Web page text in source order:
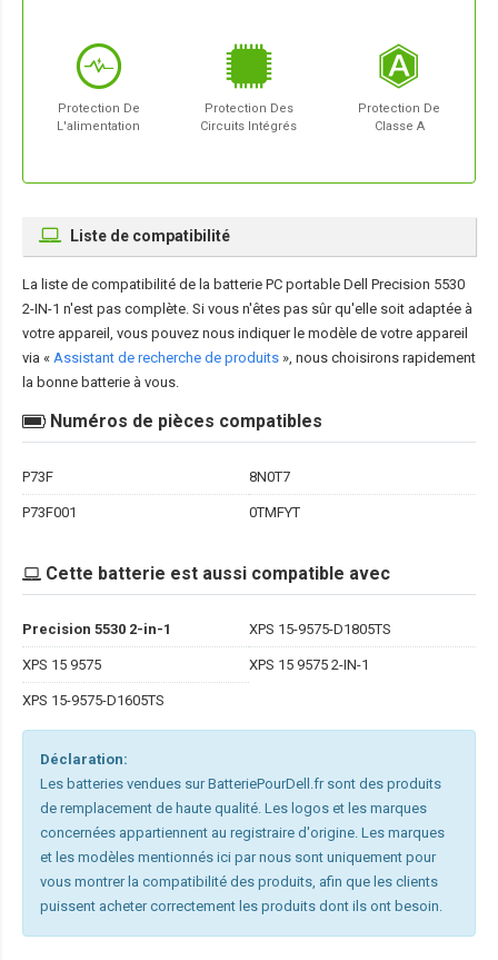
Protection De
L'alimentation
Protection Des
Circuits Intégrés
Protection De
Classe A
Liste de compatibilité
La liste de compatibilité de la batterie PC portable Dell Precision 5530
2-IN-1 n'est pas complète. Si vous n'êtes pas sûr qu'elle soit adaptée à
votre appareil, vous pouvez nous indiquer le modèle de votre appareil
via « Assistant de recherche de produits », nous choisirons rapidement
la bonne batterie à vous.
Numéros de pièces compatibles
P73F 8N0T7
P73F001 0TMFYT
Cette batterie est aussi compatible avec
Precision 5530 2-in-1 XPS 15-9575-D1805TS
XPS 15 9575 XPS 15 9575 2-IN-1
XPS 15-9575-D1605TS
Déclaration:
Les batteries vendues sur BatteriePourDell.fr sont des produits
de remplacement de haute qualité. Les logos et les marques
concernées appartiennent au registraire d'origine. Les marques
et les modèles mentionnés ici par nous sont uniquement pour
vous montrer la compatibilité des produits, afin que les clients
puissent acheter correctement les produits dont ils ont besoin.